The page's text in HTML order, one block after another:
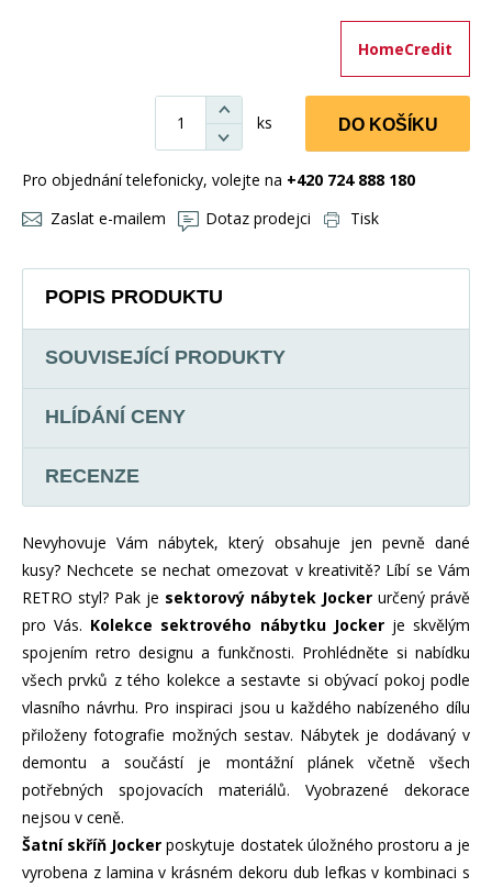
HomeCredit
ks DO KOŠÍKU
Pro objednání telefonicky, volejte na +420 724 888 180
Zaslat e-mailem
Dotaz prodejci Tisk
POPIS PRODUKTU
SOUVISEJÍCÍ PRODUKTY
HLÍDÁNÍ CENY
RECENZE
Nevyhovuje Vám nábytek, který obsahuje jen pevně dané
kusy? Nechcete se nechat omezovat v kreativitě? Líbí se Vám
RETRO styl? Pak je sektorový nábytek Jocker určený právě
pro Vás. Kolekce sektrového nábytku Jockerje skvělým
spojením retro designu a funkčnosti. Prohlédněte si nabídku
všech prvků z tého kolekce a sestavte si obývací pokoj podle
vlasního návrhu. Pro inspiraci jsou u každého nabízeného dílu
přiloženy fotografie možných sestav. Nábytek je dodávaný v
demontu a součástí je montážní plánek včetně všech
potřebných spojovacích materiálů. Vyobrazené dekorace
nejsou v ceně.
Šatní skříň Jocker poskytuje dostatek úložného prostoru a je
vyrobena z lamina v krásném dekoru dub lefkas v kombinaci s